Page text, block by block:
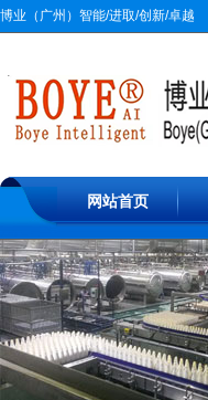
博业（广州）智能/进取/创新/卓越
网站首页